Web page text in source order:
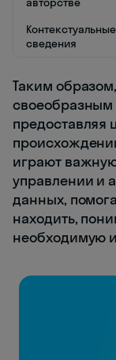
Контекстуальные
сведения
Таким
своеобразным
играют
управлении и
данных,
находить,
необходимую